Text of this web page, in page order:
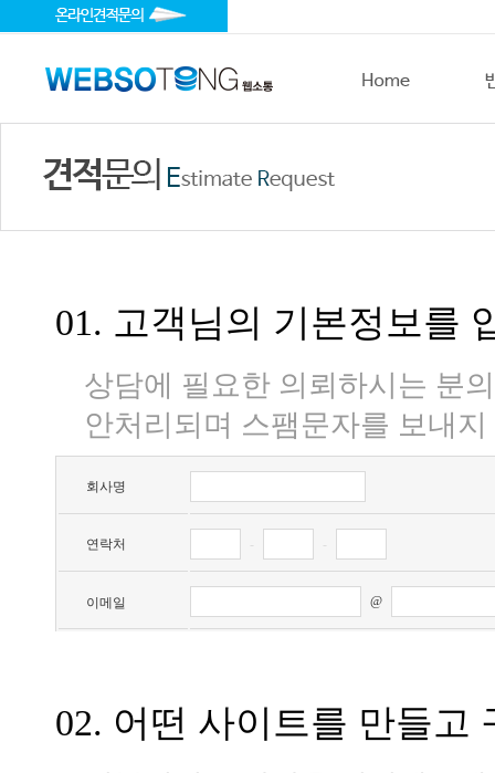
01. 고객님의 기본정보를
상담에 필요한 의뢰하시는 분
안처리되며 스팸문자를 보내
회사명
연락처 - -
이메일 @
02. 어떤 사이트를 만들고